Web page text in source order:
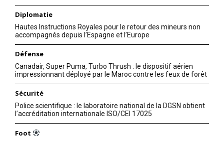
le1.ma
l'intelligence de
Diplomatie
Hautes Instructions Royales pour le retour des mineurs non
accompagnés depuis l’Espagne et l’Europe
Défense
Canadair, Super Puma, Turbo Thrush : le dispositif aérien
impressionnant déployé par le Maroc contre les feux de forêt
Sécurité
Police scientifique : le laboratoire national de la DGSN obtient
l’accréditation internationale ISO/CEI 17025
Foot